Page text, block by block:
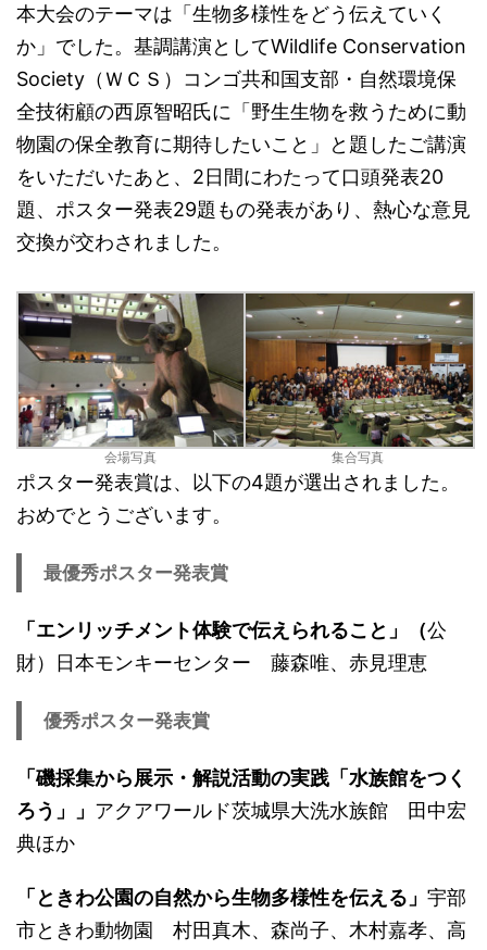
本大会のテーマは「生物多様性をどう伝えていく
か」でした。基調講演としてWildlife Conservation
Society（ＷＣＳ）コンゴ共和国支部・自然環境保
全技術顧の西原智昭氏に「野生生物を救うために動
物園の保全教育に期待したいこと」と題したご講演
をいただいたあと、2日間にわたって口頭発表20
題、ポスター発表29題もの発表があり、熱心な意見
交換が交わされました。
会場写真 集合写真
ポスター発表賞は、以下の4題が選出されました。
おめでとうございます。
最優秀ポスター発表賞
「エンリッチメント体験で伝えられること」（公
財）日本モンキーセンター 藤森唯、赤見理恵
優秀ポスター発表賞
「磯採集から展示・解説活動の実践「水族館をつく
ろう」」 アクアワールド茨城県大洗水族館 田中宏
典ほか
「ときわ公園の自然から生物多様性を伝える」 宇部
市ときわ動物園 村田真木、森尚子、木村嘉孝、高